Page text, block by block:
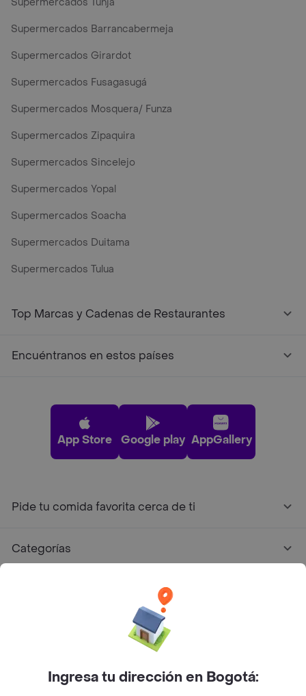
Supermercados Barrancabermeja
Supermercados Girardot
Supermercados Fusagasugá
Supermercados Mosquera/ Funza
Supermercados Zipaquira
Supermercados Sincelejo
Supermercados Yopal
Supermercados Soacha
Supermercados Duitama
Supermercados Tulua
Top Marcas y Cadenas de Restaurantes
Encuéntranos en estos países
App Store Google play AppGallery
Pide tu comida favorita cerca de ti
Categorías
Facebook
Twitter
Instagram
Ingresa tu dirección en Bogotá: